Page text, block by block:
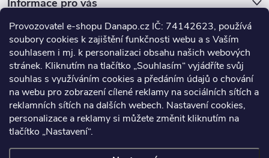
Provozovatel e-shopu Danapo.cz IČ: 74142623, používá
soubory cookies k zajištění funkčnosti webu a s Vaším
souhlasem i mj. k personalizaci obsahu našich webových
stránek. Kliknutím na tlačítko „Souhlasím“ vyjádříte svůj
souhlas s využíváním cookies a předáním údajů o chování
na webu pro zobrazení cílené reklamy na sociálních sítích a
reklamních sítích na dalších webech. Nastavení cookies,
personalizace a reklamy si můžete změnit kliknutím na
tlačítko „Nastavení“.
Informace pro vás
Dotazník
Co upřednosťnujete?
Počet hlasů:437
Facebook